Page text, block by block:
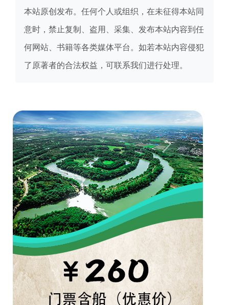
本站原创发布。任何个人或组织，在未征得本站同
意时，禁止复制、盗用、采集、发布本站内容到任
何网站、书籍等各类媒体平台。如若本站内容侵犯
了原著者的合法权益，可联系我们进行处理。